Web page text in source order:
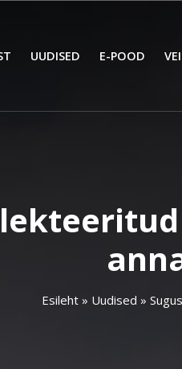
UUDISED E-POOD
Esileht » Uudised »